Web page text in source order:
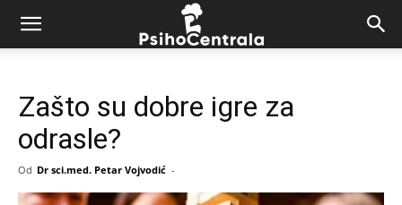
Zašto su dobre igre za
odrasle?
Od Dr sci.med. Petar Vojvodić -